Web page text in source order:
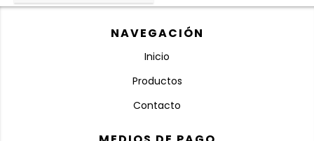
NAVEGACIÓN
Inicio
Productos
Contacto